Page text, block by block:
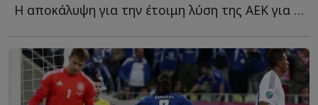
Η αποκάλυψη για την έτοιμη λύση της ΑΕΚ για τον αντικαταστάτη τ...